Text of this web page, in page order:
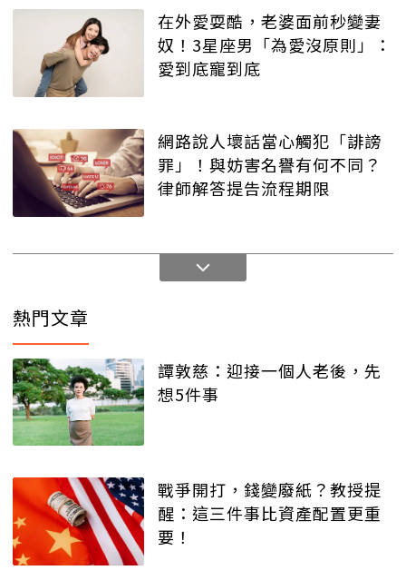
在外愛耍酷，老婆面前秒變妻
奴！3星座男「為愛沒原則」：
愛到底寵到底
網路說人壞話當心觸犯「誹謗
罪」！與妨害名譽有何不同？
律師解答提告流程期限
熱門文章
譚敦慈：迎接一個人老後，先
想5件事
戰爭開打，錢變廢紙？教授提
醒：這三件事比資產配置更重
要！